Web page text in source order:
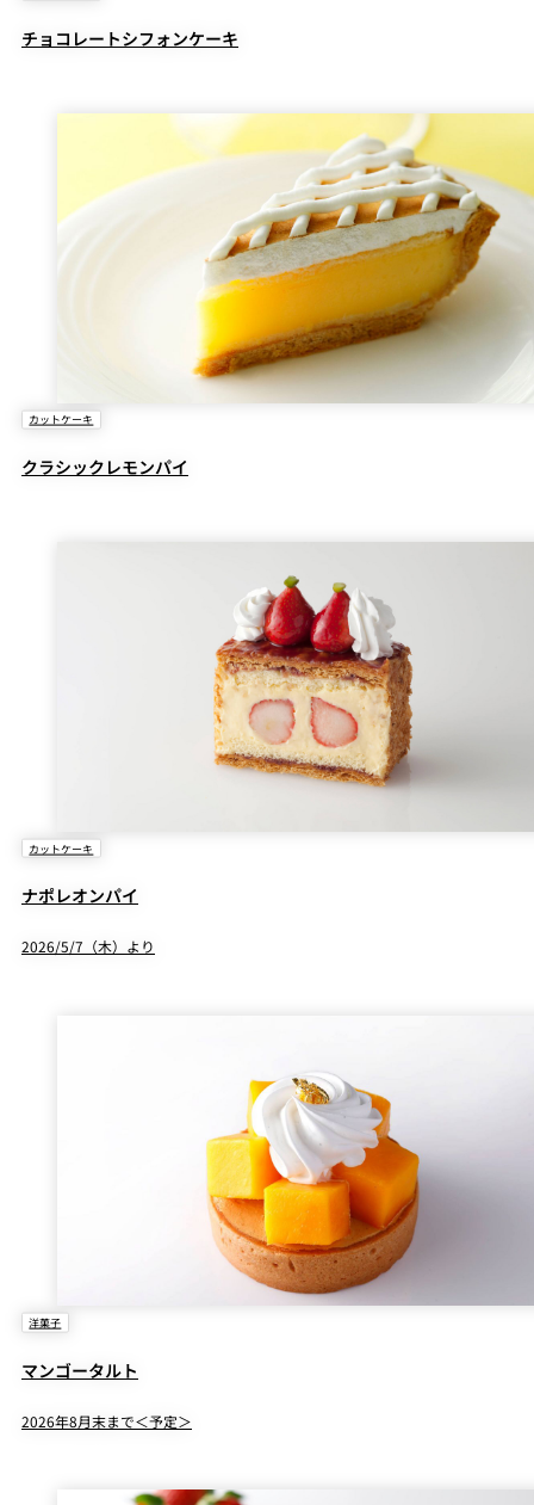
チョコレートシフォンケーキ
カットケーキ
クラシックレモンパイ
カットケーキ
ナポレオンパイ
2026/5/7（木）より
洋菓子
マンゴータルト
2026年8月末まで＜予定＞